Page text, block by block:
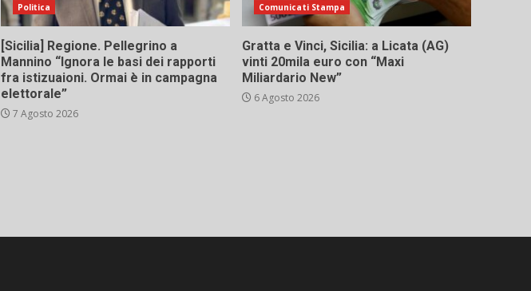
Politica
[Sicilia] Regione. Pellegrino a
Mannino “Ignora le basi dei rapporti
fra istizuaioni. Ormai è in campagna
elettorale”
7 Agosto 2026
Comunicati Stampa
Gratta e Vinci, Sicilia: a Licata (AG)
vinti 20mila euro con “Maxi
Miliardario New”
6 Agosto 2026